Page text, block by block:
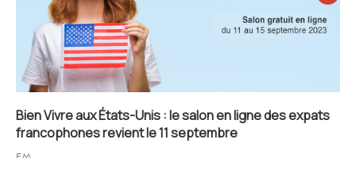
Bien Vivre aux États-Unis : le salon en ligne des expats
francophones revient le 11 septembre
FM